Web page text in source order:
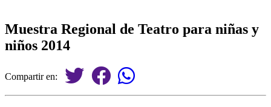
Muestra Regional de Teatro para niñas y
niños 2014
Compartir en: